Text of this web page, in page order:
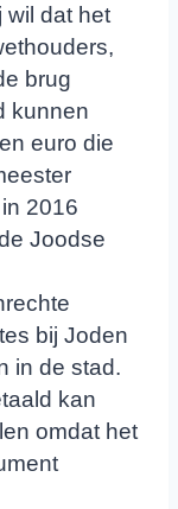
wil dat het
brug
kunnen
euro die
2016
Joodse
bij Joden
in de stad.
kan
omdat het